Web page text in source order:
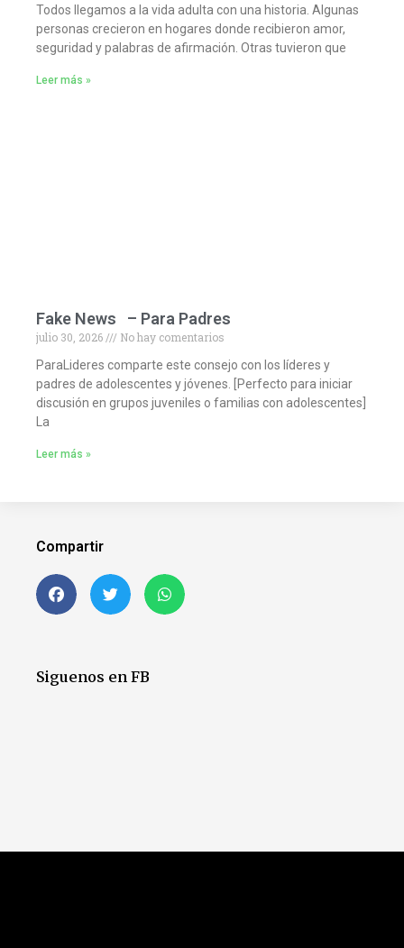
Todos llegamos a la vida adulta con una historia. Algunas
personas crecieron en hogares donde recibieron amor,
seguridad y palabras de afirmación. Otras tuvieron que
Leer más »
Fake News – Para Padres
julio 30, 2026
No hay comentarios
ParaLideres comparte este consejo con los líderes y
padres de adolescentes y jóvenes. [Perfecto para iniciar
discusión en grupos juveniles o familias con adolescentes]
La
Leer más »
Compartir
Siguenos en FB